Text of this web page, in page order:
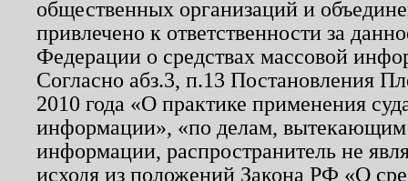
общественных организаций и
привлечено к ответственности за
Федерации о средствах массовой
Согласно абз.3, п.13 Постановления
2010 года «О практике применения
информации», «по делам, вытекающим
информации, распространитель не
исходя из положений Закона РФ «О